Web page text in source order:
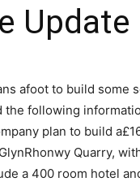
Update
afoot to build some
the following
plan to build
Quarry,
a 400 room hotel